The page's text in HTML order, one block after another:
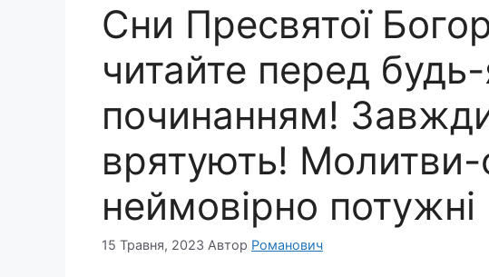
Сни Пресвятої
читайте перед
починанням!
врятують! Молитви-
неймовірно потужні
15 Травня, 2023 Автор Романович